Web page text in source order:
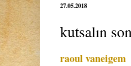
27.05.2018
kutsalın
raoul vaneigem